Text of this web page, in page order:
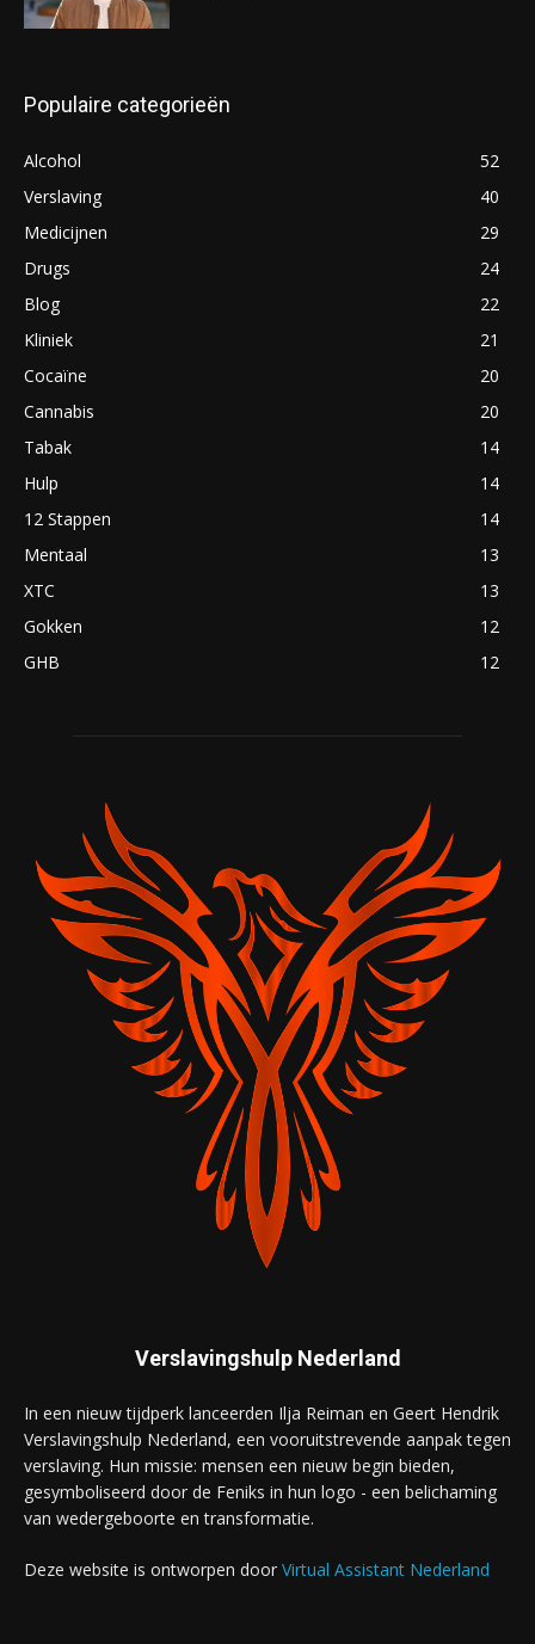
Populaire categorieën
Alcohol
52
Verslaving
40
Medicijnen
29
Drugs
24
Blog
22
Kliniek
21
Cocaïne
20
Cannabis
20
Tabak
14
Hulp
14
12 Stappen
14
Mentaal
13
XTC
13
Gokken
12
GHB
12
Verslavingshulp Nederland
In een nieuw tijdperk lanceerden Ilja Reiman en Geert Hendrik
Verslavingshulp Nederland, een vooruitstrevende aanpak tegen
verslaving. Hun missie: mensen een nieuw begin bieden,
gesymboliseerd door de Feniks in hun logo - een belichaming
van wedergeboorte en transformatie.
Deze website is ontworpen door Virtual Assistant Nederland